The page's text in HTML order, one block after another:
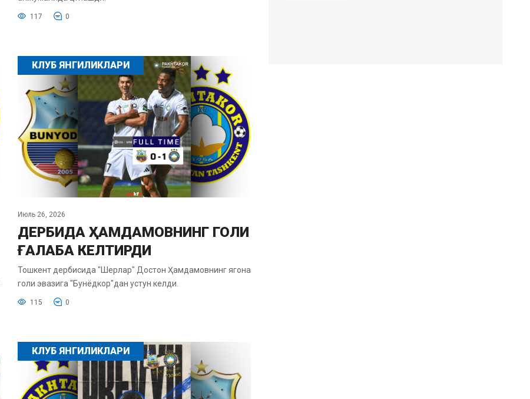
117 0
КЛУБ ЯНГИЛИКЛАРИ
Июль 26, 2026
ДЕРБИДА ҲАМДАМОВНИНГ ГОЛИ
ҒАЛАБА КЕЛТИРДИ
Тошкент дербисида "Шерлар" Достон Ҳамдамовнинг ягона
голи эвазига "Бунёдкор"дан устун келди.
115 0
КЛУБ ЯНГИЛИКЛАРИ